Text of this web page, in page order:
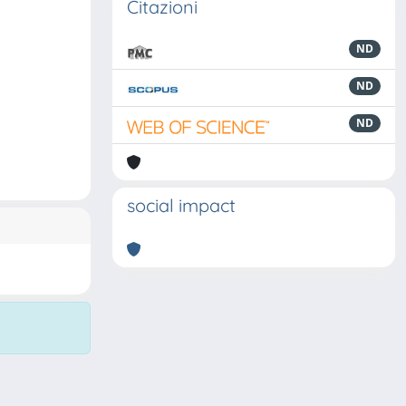
Citazioni
ND
ND
ND
social impact